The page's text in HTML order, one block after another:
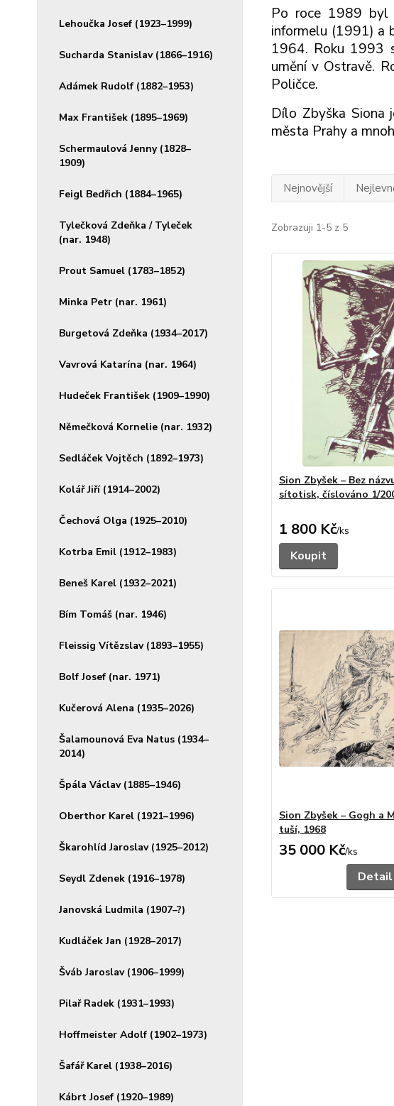
Lehoučka Josef (1923–1999)
Sucharda Stanislav (1866–1916)
Adámek Rudolf (1882–1953)
Max František (1895–1969)
Schermaulová Jenny (1828–
1909)
Feigl Bedřich (1884–1965)
Tylečková Zdeňka / Tyleček
(nar. 1948)
Prout Samuel (1783–1852)
Minka Petr (nar. 1961)
Burgetová Zdeňka (1934–2017)
Vavrová Katarína (nar. 1964)
Hudeček František (1909–1990)
Němečková Kornelie (nar. 1932)
Sedláček Vojtěch (1892–1973)
Kolář Jiří (1914–2002)
Čechová Olga (1925–2010)
Kotrba Emil (1912–1983)
Beneš Karel (1932–2021)
Bím Tomáš (nar. 1946)
Fleissig Vítězslav (1893–1955)
Bolf Josef (nar. 1971)
Kučerová Alena (1935–2026)
Šalamounová Eva Natus (1934–
2014)
Špála Václav (1885–1946)
Oberthor Karel (1921–1996)
Škarohlíd Jaroslav (1925–2012)
Seydl Zdenek (1916–1978)
Janovská Ludmila (1907–?)
Kudláček Jan (1928–2017)
Šváb Jaroslav (1906–1999)
Pilař Radek (1931–1993)
Hoffmeister Adolf (1902–1973)
Šafář Karel (1938–2016)
Kábrt Josef (1920–1989)
Po roce 1989 byl
informelu (1991) a
1964. Roku 1993
umění v Ostravě.
Poličce.
Dílo Zbyška Siona
města Prahy a
Nejnovější
Zobrazuji 1-5 z 5
Sion Zbyšek – Bez
sítotisk, číslováno 1/
1 800 Kč/ks
Koupit
Sion Zbyšek – Gogh a
tuší, 1968
35 000 Kč/ks
Detail